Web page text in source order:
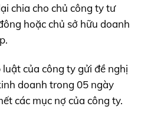
chia cho chủ công ty tư
hoặc chủ sở hữu doanh
của công ty gửi đề nghị
doanh trong 05 ngày
các mục nợ của công ty.